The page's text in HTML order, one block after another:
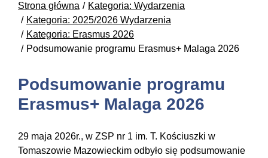
Strona główna
Kategoria: Wydarzenia
Kategoria: 2025/2026 Wydarzenia
Kategoria: Erasmus 2026
Podsumowanie programu Erasmus+ Malaga 2026
Podsumowanie programu
Erasmus+ Malaga 2026
29 maja 2026r., w ZSP nr 1 im. T. Kościuszki w
Tomaszowie Mazowieckim odbyło się podsumowanie